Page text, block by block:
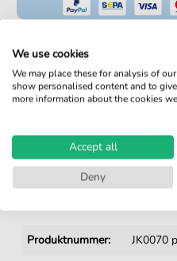
100% Legal & Lizenziert
Von Musikern geprüft
Kein Abo. Fairer Einzelkauf.
Sofortiger Download
Produktnummer:
JK0070
We use cookies
We may place these for analysis of
show personalised content and to
more information about the cookies
Accept all
Deny